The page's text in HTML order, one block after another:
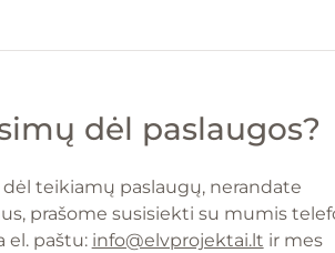
dėl paslaugos?
teikiamų paslaugų, nerandate
prašome susisiekti su mumis
el. paštu: info@elvprojektai.lt ir mes